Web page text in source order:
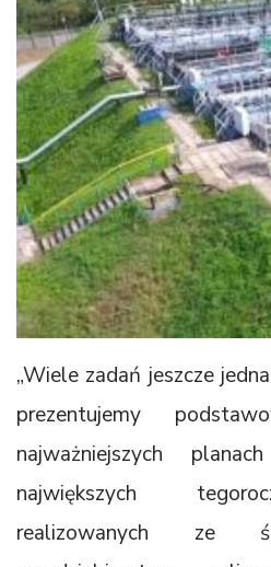
„Wiele zadań jeszcze
prezentujemy
najważniejszych
największych
realizowanych ze